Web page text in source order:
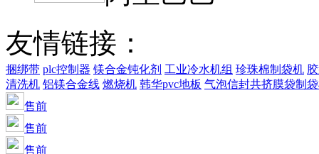
友情链接：
捆绑带 plc控制器 镁合金钝化剂 工业冷水机组 珍珠棉制袋机
清洗机 铝镁合金线 燃烧机 韩华pvc地板 气泡信封共挤膜袋制
售前
售前
售前